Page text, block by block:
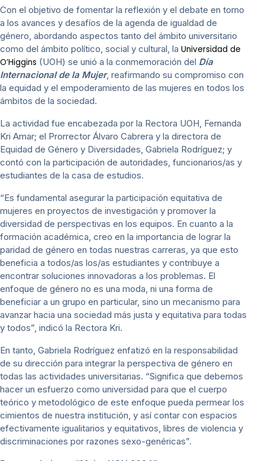
Con el objetivo de fomentar la reflexión y el debate en torno
a los avances y desafíos de la agenda de igualdad de
género, abordando aspectos tanto del ámbito universitario
como del ámbito político, social y cultural, la Universidad de
O’Higgins (UOH) se unió a la conmemoración del Día
Internacional de la Mujer, reafirmando su compromiso con
la equidad y el empoderamiento de las mujeres en todos los
ámbitos de la sociedad.
La actividad fue encabezada por la Rectora UOH, Fernanda
Kri Amar; el Prorrector Álvaro Cabrera y la directora de
Equidad de Género y Diversidades, Gabriela Rodríguez; y
contó con la participación de autoridades, funcionarios/as y
estudiantes de la casa de estudios.
“Es fundamental asegurar la participación equitativa de
mujeres en proyectos de investigación y promover la
diversidad de perspectivas en los equipos. En cuanto a la
formación académica, creo en la importancia de lograr la
paridad de género en todas nuestras carreras, ya que esto
beneficia a todos/as los/as estudiantes y contribuye a
encontrar soluciones innovadoras a los problemas. El
enfoque de género no es una moda, ni una forma de
beneficiar a un grupo en particular, sino un mecanismo para
avanzar hacia una sociedad más justa y equitativa para todas
y todos”, indicó la Rectora Kri.
En tanto, Gabriela Rodríguez enfatizó en la responsabilidad
de su dirección para integrar la perspectiva de género en
todas las actividades universitarias. “Significa que debemos
hacer un esfuerzo como universidad para que el cuerpo
teórico y metodológico de este enfoque pueda permear los
cimientos de nuestra institución, y así contar con espacios
efectivamente igualitarios y equitativos, libres de violencia y
discriminaciones por razones sexo-genéricas”.